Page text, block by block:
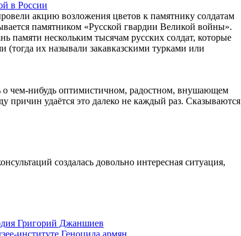
в России
акцию возложения цветов к памятнику солдатам
памятником «Русской гвардии Великой войны».
нескольким тысячам русских солдат, которые
их называли закавказскими турками или
о чем-нибудь оптимистичном, радостном, внушающем
удаётся это далеко не каждый раз. Сказываются
создалась довольно интересная ситуация,
Григорий Джаншиев
институте Геноцида армян